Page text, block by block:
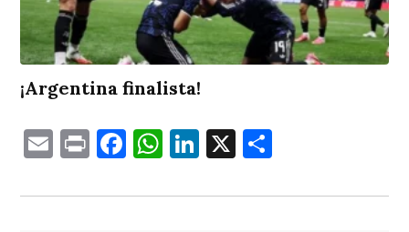
¡Argentina finalista!
EmailPrintFacebook
WhatsApp
LinkedIn
X